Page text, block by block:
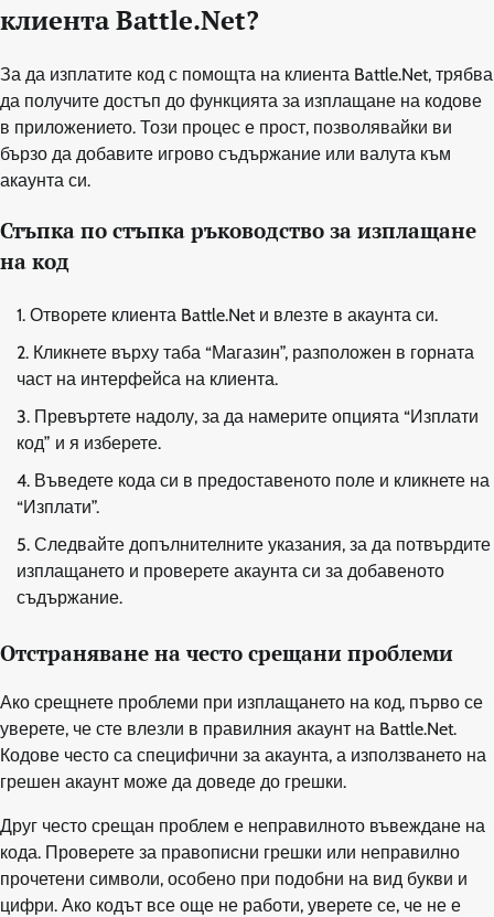
клиента Battle.Net?
За да изплатите код с помощта на клиента Battle.Net, трябва
да получите достъп до функцията за изплащане на кодове
в приложението. Този процес е прост, позволявайки ви
бързо да добавите игрово съдържание или валута към
акаунта си.
Стъпка по стъпка ръководство за изплащане
на код
Отворете клиента Battle.Net и влезте в акаунта си.
Кликнете върху таба “Магазин”, разположен в горната
част на интерфейса на клиента.
Превъртете надолу, за да намерите опцията “Изплати
код” и я изберете.
Въведете кода си в предоставеното поле и кликнете на
“Изплати”.
Следвайте допълнителните указания, за да потвърдите
изплащането и проверете акаунта си за добавеното
съдържание.
Отстраняване на често срещани проблеми
Ако срещнете проблеми при изплащането на код, първо се
уверете, че сте влезли в правилния акаунт на Battle.Net.
Кодове често са специфични за акаунта, а използването на
грешен акаунт може да доведе до грешки.
Друг често срещан проблем е неправилното въвеждане на
кода. Проверете за правописни грешки или неправилно
прочетени символи, особено при подобни на вид букви и
цифри. Ако кодът все още не работи, уверете се, че не е